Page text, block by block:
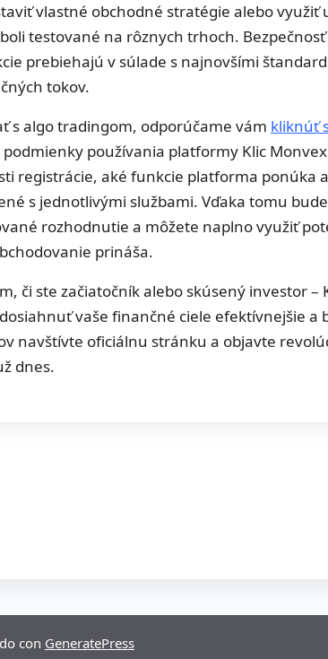
vlastné obchodné stratégie alebo využiť
testované na rôznych trhoch.
prebiehajú v súlade s najnovšími
tokov.
s algo tradingom, odporúčame vám kliknúť
používania platformy Klic
registrácie, aké funkcie platforma ponúka
s jednotlivými službami. Vďaka tomu
rozhodnutie a môžete naplno využiť
prináša.
či ste začiatočník alebo skúsený investor –
vaše finančné ciele efektívnejšie a
navštívte oficiálnu stránku a objavte
dnes.
con GeneratePress